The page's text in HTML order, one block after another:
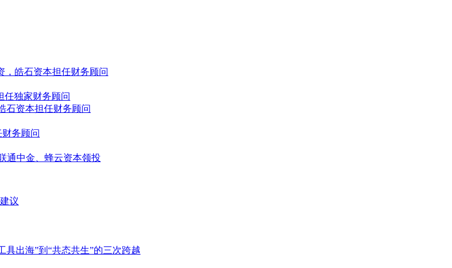
，皓石资本担任财务顾问
任独家财务顾问
石资本担任财务顾问
务顾问
通中金、蜂云资本领投
议
出海”到“共态共生”的三次跨越